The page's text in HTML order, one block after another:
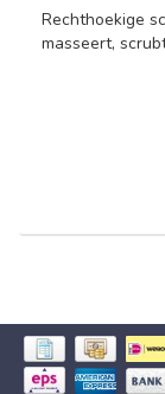
Rechthoekige
masseert,